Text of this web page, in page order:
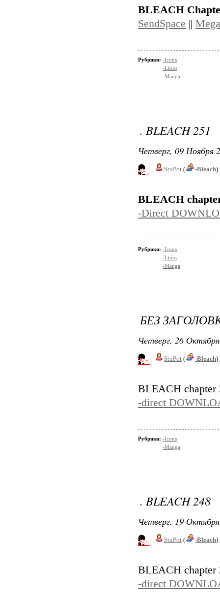
BLEACH
SendSpace ||
Рубрики: -Icons
-Links
-Manga
. BLEACH 251
Четверг, 09 Ноября
StuPot ( -Bleach)
BLEACH
-Direct
Рубрики: -Icons
-Links
-Manga
БЕЗ
Четверг, 26
StuPot ( -Bleach)
BLEACH chapter
-direct
Рубрики: -Icons
-Manga
. BLEACH 248
Четверг, 19
StuPot ( -Bleach)
BLEACH chapter
-direct